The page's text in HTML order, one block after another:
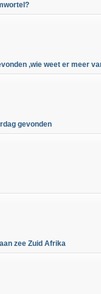
,wie weet er meer
gevonden
zee Zuid Afrika